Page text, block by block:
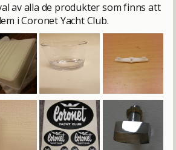
av alla de produkter som finns att
i Coronet Yacht Club.